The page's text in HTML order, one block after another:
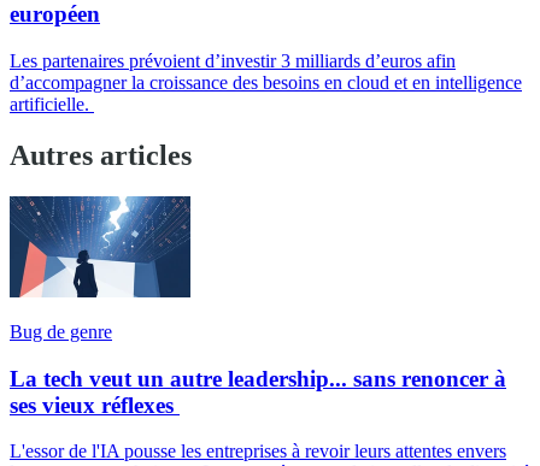
européen
Les partenaires prévoient d’investir 3 milliards d’euros afin
d’accompagner la croissance des besoins en cloud et en intelligence
artificielle.
Autres articles
Bug de genre
La tech veut un autre leadership... sans renoncer à
ses vieux réflexes
L'essor de l'IA pousse les entreprises à revoir leurs attentes envers